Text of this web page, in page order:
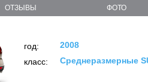
ОТЗЫВЫ ФОТО
год:
2008
класс:
Среднеразмерные